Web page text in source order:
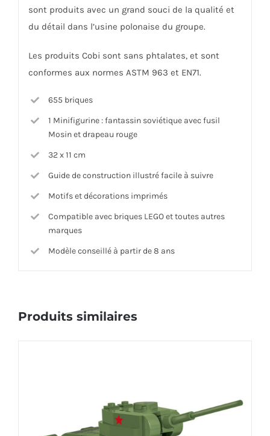
sont produits avec un grand souci de la qualité et
du détail dans l’usine polonaise du groupe.
Les produits Cobi sont sans phtalates, et sont
conformes aux normes ASTM 963 et EN71.
655 briques
1 Minifigurine : fantassin soviétique avec fusil
Mosin et drapeau rouge
32 x 11 cm
Guide de construction illustré facile à suivre
Motifs et décorations imprimés
Compatible avec briques LEGO et toutes autres
marques
Modèle conseillé à partir de 8 ans
Produits similaires